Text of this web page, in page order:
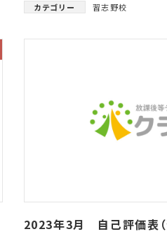
カテゴリー 習志野校
2023年3月 自己評価表（